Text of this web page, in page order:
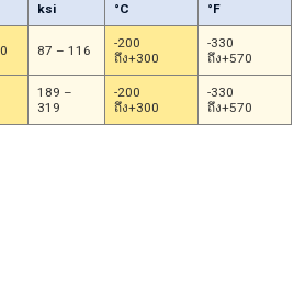
ksi °C °F
87 – 116
-200
ถึง+300
-330
ถึง+570
189 –
319
-200
ถึง+300
-330
ถึง+570